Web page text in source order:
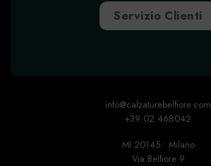
Servizio Clienti
info@calzaturebelfiore.com
+39 02 468042
MI 20145 • Milano
Via Belfiore 9